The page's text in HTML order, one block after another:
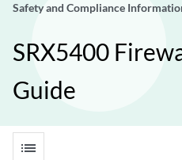
Safety and Compliance
SRX5400
Guide
list